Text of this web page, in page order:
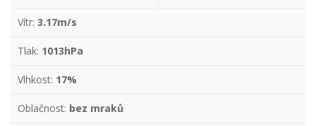
Vítr: 3.17m/s
Tlak: 1013hPa
Vlhkost: 17%
Oblačnost: bez mraků